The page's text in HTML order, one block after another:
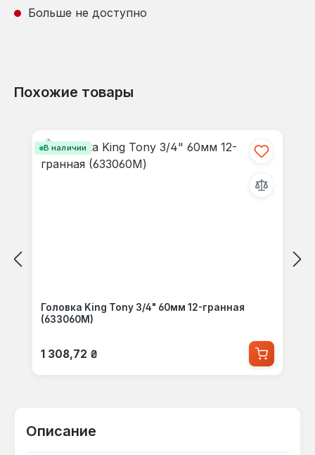
Больше не доступно
Похожие товары
В наличии
Головка King Tony 3/4" 60мм 12-гранная
(633060M)
Обычная цена:
1 308,72 ₴
Описание